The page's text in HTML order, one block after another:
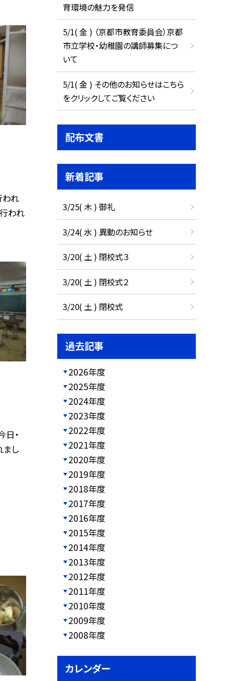
われ
われ
日・
し
育環境の魅力を発信
5/1( 金 ) （京都市教育委員会）京都
市立学校・幼稚園の講師募集につ
いて
5/1( 金 ) その他のお知らせはこちら
をクリックしてご覧ください
配布文書
新着記事
3/25( 木 ) 御礼
3/24( 水 ) 異動のお知らせ
3/20( 土 ) 閉校式３
3/20( 土 ) 閉校式２
3/20( 土 ) 閉校式
過去記事
2026年度
2025年度
2024年度
2023年度
2022年度
2021年度
2020年度
2019年度
2018年度
2017年度
2016年度
2015年度
2014年度
2013年度
2012年度
2011年度
2010年度
2009年度
2008年度
カレンダー